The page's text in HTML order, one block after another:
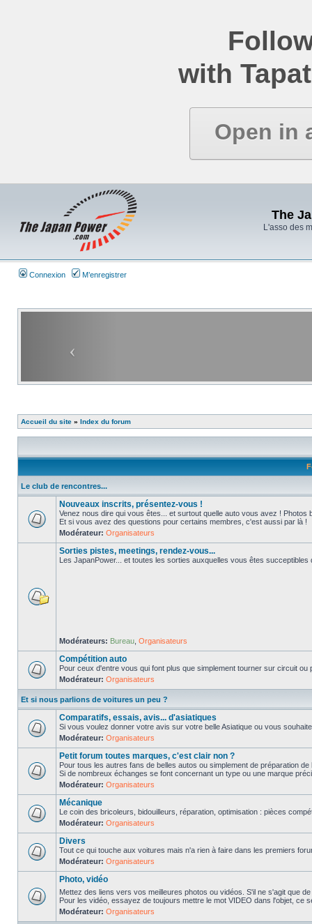
with
Open in
The
L'asso des
Connexion M’enregistrer
Accueil du site » Index du forum
Le club de rencontres...
Nouveaux inscrits, présentez-vous !
Venez nous dire qui vous êtes... et surtout quelle auto vous avez ! Photos
Et si vous avez des questions pour certains membres, c'est aussi par là !
Modérateur: Organisateurs
Sorties pistes, meetings, rendez-vous...
Les JapanPower... et toutes les sorties auxquelles vous êtes succeptibles
Modérateurs: Bureau Organisateurs
Compétition auto
Pour ceux d'entre vous qui font plus que simplement tourner sur circuit ou
Modérateur: Organisateurs
Et si nous parlions de voitures un peu ?
Comparatifs, essais, avis... d'asiatiques
Si vous voulez donner votre avis sur votre belle Asiatique ou vous
Modérateur: Organisateurs
Petit forum toutes marques, c'est clair non ?
Pour tous les autres fans de belles autos ou simplement de préparation de
Si de nombreux échanges se font concernant un type ou une marque
Modérateur: Organisateurs
Mécanique
Le coin des bricoleurs, bidouilleurs, réparation, optimisation : pièces
Modérateur: Organisateurs
Divers
Tout ce qui touche aux voitures mais n'a rien à faire dans les premiers
Modérateur: Organisateurs
Photo, vidéo
Mettez des liens vers vos meilleures photos ou vidéos. S'il ne s'agit que
Pour les vidéo, essayez de toujours mettre le mot VIDEO dans l'objet, ce
Modérateur: Organisateurs